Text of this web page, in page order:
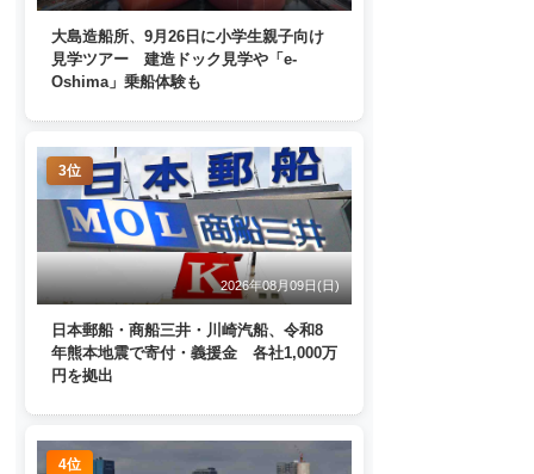
大島造船所、9月26日に小学生親子向け
見学ツアー 建造ドック見学や「e-
Oshima」乗船体験も
3位
2026年08月09日(日)
日本郵船・商船三井・川崎汽船、令和8
年熊本地震で寄付・義援金 各社1,000万
円を拠出
4位